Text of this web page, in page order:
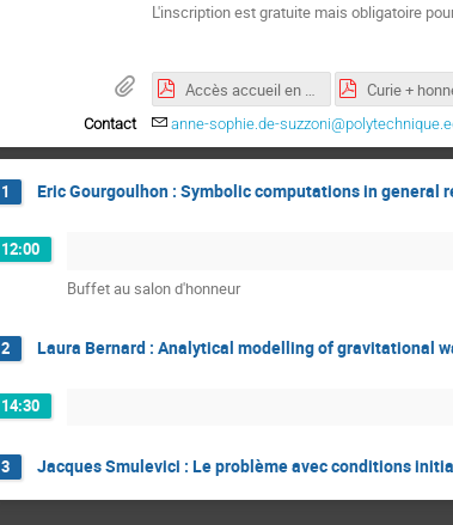
L'inscription est gratuite mais obligatoire
Accès accueil en voiture et par transport copie.pdf Curie +
Contact anne-sophie.de-
1 Eric Gourgoulhon : Symbolic computations in general
12:00
Buffet au salon d'honneur
2 Laura Bernard : Analytical modelling of gravitational
14:30
3 Jacques Smulevici : Le problème avec conditions